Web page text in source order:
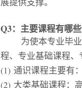
Q3：主要课程有哪
为使本专业毕
程、专业基础课程
(1) 通识课程主要有
(2) 大类基础课程：